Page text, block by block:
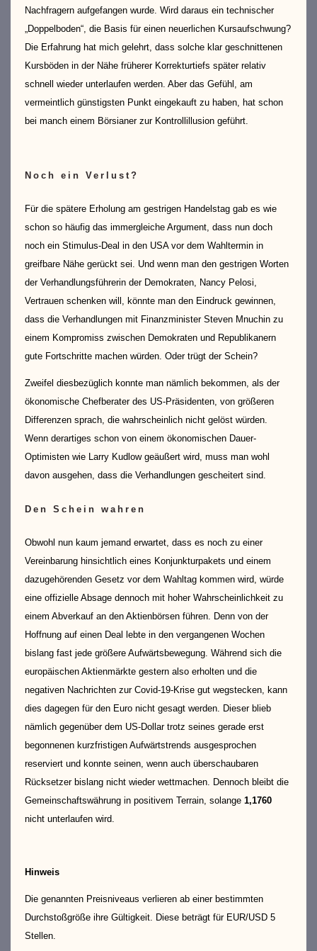
Nachfragern aufgefangen wurde. Wird daraus ein technischer
„Doppelboden“, die Basis für einen neuerlichen Kursaufschwung?
Die Erfahrung hat mich gelehrt, dass solche klar geschnittenen
Kursböden in der Nähe früherer Korrekturtiefs später relativ
schnell wieder unterlaufen werden. Aber das Gefühl, am
vermeintlich günstigsten Punkt eingekauft zu haben, hat schon
bei manch einem Börsianer zur Kontrollillusion geführt.
Noch ein Verlust?
Für die spätere Erholung am gestrigen Handelstag gab es wie
schon so häufig das immergleiche Argument, dass nun doch
noch ein Stimulus-Deal in den USA vor dem Wahltermin in
greifbare Nähe gerückt sei. Und wenn man den gestrigen Worten
der Verhandlungsführerin der Demokraten, Nancy Pelosi,
Vertrauen schenken will, könnte man den Eindruck gewinnen,
dass die Verhandlungen mit Finanzminister Steven Mnuchin zu
einem Kompromiss zwischen Demokraten und Republikanern
gute Fortschritte machen würden. Oder trügt der Schein?
Zweifel diesbezüglich konnte man nämlich bekommen, als der
ökonomische Chefberater des US-Präsidenten, von größeren
Differenzen sprach, die wahrscheinlich nicht gelöst würden.
Wenn derartiges schon von einem ökonomischen Dauer-
Optimisten wie Larry Kudlow geäußert wird, muss man wohl
davon ausgehen, dass die Verhandlungen gescheitert sind.
Den Schein wahren
Obwohl nun kaum jemand erwartet, dass es noch zu einer
Vereinbarung hinsichtlich eines Konjunkturpakets und einem
dazugehörenden Gesetz vor dem Wahltag kommen wird, würde
eine offizielle Absage dennoch mit hoher Wahrscheinlichkeit zu
einem Abverkauf an den Aktienbörsen führen. Denn von der
Hoffnung auf einen Deal lebte in den vergangenen Wochen
bislang fast jede größere Aufwärtsbewegung. Während sich die
europäischen Aktienmärkte gestern also erholten und die
negativen Nachrichten zur Covid-19-Krise gut wegstecken, kann
dies dagegen für den Euro nicht gesagt werden. Dieser blieb
nämlich gegenüber dem US-Dollar trotz seines gerade erst
begonnenen kurzfristigen Aufwärtstrends ausgesprochen
reserviert und konnte seinen, wenn auch überschaubaren
Rücksetzer bislang nicht wieder wettmachen. Dennoch bleibt die
Gemeinschaftswährung in positivem Terrain, solange 1,1760
nicht unterlaufen wird.
Hinweis
Die genannten Preisniveaus verlieren ab einer bestimmten
Durchstoßgröße ihre Gültigkeit. Diese beträgt für EUR/USD 5
Stellen.